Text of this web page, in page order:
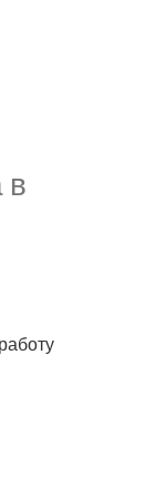
в